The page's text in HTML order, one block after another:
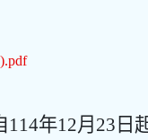
年12月23